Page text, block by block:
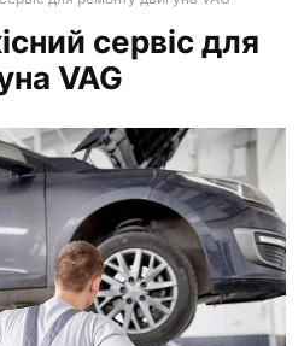
сервіс для
VAG